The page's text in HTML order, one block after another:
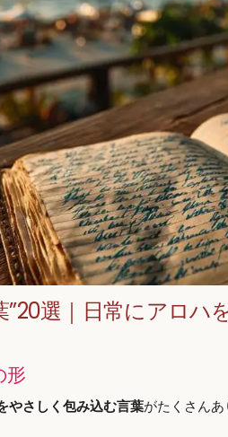
選｜日常にアロハ
形
やさしく包み込む言葉がたくさんあ